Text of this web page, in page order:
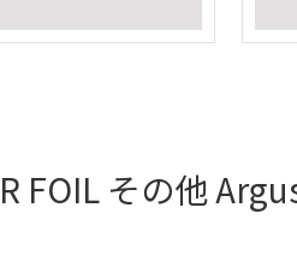
FOIL その他